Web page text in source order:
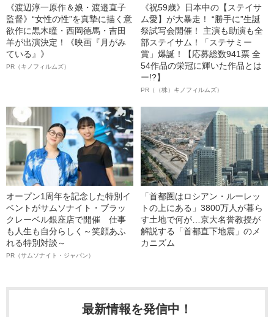
《渡辺淳一原作＆娘・渡邉直子
監督》“女性の性”を真摯に描く意
欲作に黒木瞳・西岡德馬・吉田
羊が出演決定！《映画『月がみ
ている』》
PR（キノフィルムズ）
《祝59歳》日本中の【ステイサ
ム愛】が大暴走！ “勝手に”生誕
祭試写会開催！ 主演も助演も全
部ステイサム！「ステサミー
賞」爆誕！【応募総数941票 全
54作品の栄冠に輝いた作品とは
ー!?】
PR（（株）キノフィルムズ）
オープン1周年を記念した特別イ
ベントがサムソナイト・ブラッ
クレーベル銀座店で開催 仕事
も人生も自分らしく～笑顔あふ
れる特別対談～
PR（サムソナイト・ジャパン）
「首都圏はロシアン・ルーレッ
トの上にある」3800万人が暮ら
す土地で何が…京大名誉教授が
解説する「首都直下地震」のメ
カニズム
最新情報を発信中！